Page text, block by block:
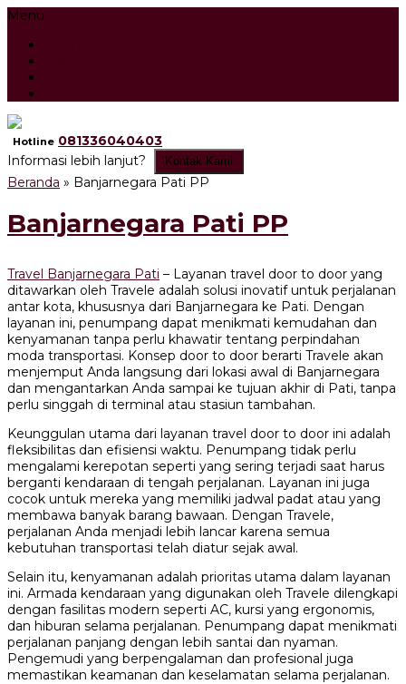
Menu
Hotline 081336040403
Informasi lebih lanjut?
Kontak Kami
Beranda » Banjarnegara Pati PP
Banjarnegara Pati PP
Travel Banjarnegara Pati – Layanan travel door to door yang
ditawarkan oleh Travele adalah solusi inovatif untuk perjalanan
antar kota, khususnya dari Banjarnegara ke Pati. Dengan
layanan ini, penumpang dapat menikmati kemudahan dan
kenyamanan tanpa perlu khawatir tentang perpindahan
moda transportasi. Konsep door to door berarti Travele akan
menjemput Anda langsung dari lokasi awal di Banjarnegara
dan mengantarkan Anda sampai ke tujuan akhir di Pati, tanpa
perlu singgah di terminal atau stasiun tambahan.
Keunggulan utama dari layanan travel door to door ini adalah
fleksibilitas dan efisiensi waktu. Penumpang tidak perlu
mengalami kerepotan seperti yang sering terjadi saat harus
berganti kendaraan di tengah perjalanan. Layanan ini juga
cocok untuk mereka yang memiliki jadwal padat atau yang
membawa banyak barang bawaan. Dengan Travele,
perjalanan Anda menjadi lebih lancar karena semua
kebutuhan transportasi telah diatur sejak awal.
Selain itu, kenyamanan adalah prioritas utama dalam layanan
ini. Armada kendaraan yang digunakan oleh Travele dilengkapi
dengan fasilitas modern seperti AC, kursi yang ergonomis,
dan hiburan selama perjalanan. Penumpang dapat menikmati
perjalanan panjang dengan lebih santai dan nyaman.
Pengemudi yang berpengalaman dan profesional juga
memastikan keamanan dan keselamatan selama perjalanan.